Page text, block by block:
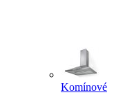
Komínové